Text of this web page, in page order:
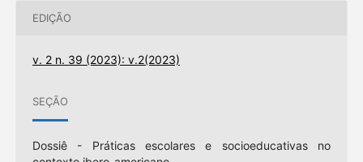
EDIÇÃO
v. 2 n. 39 (2023): v.2(2023)
SEÇÃO
Dossiê - Práticas escolares e socioeducativas no